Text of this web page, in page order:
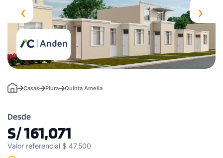
‹ ›
Casas Piura Quinta Amelia
Desde
S/ 161,071
Valor referencial $ 47,500